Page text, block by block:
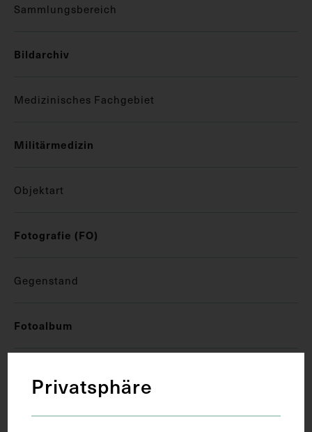
Sammlungsbereich
Bildarchiv
Medizinisches Fachgebiet
Militärmedizin
Objektart
Fotografie (FO)
Gegenstand
Fotoalbum
13.01.1916
Privatsphäre